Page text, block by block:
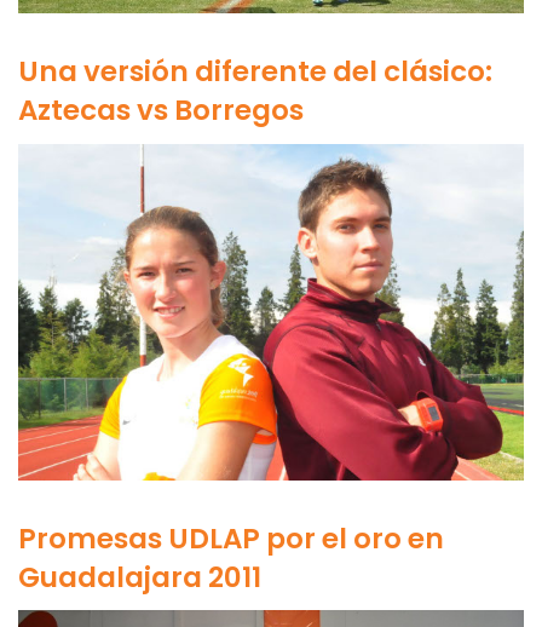
Una versión diferente del clásico:
Aztecas vs Borregos
Promesas UDLAP por el oro en
Guadalajara 2011